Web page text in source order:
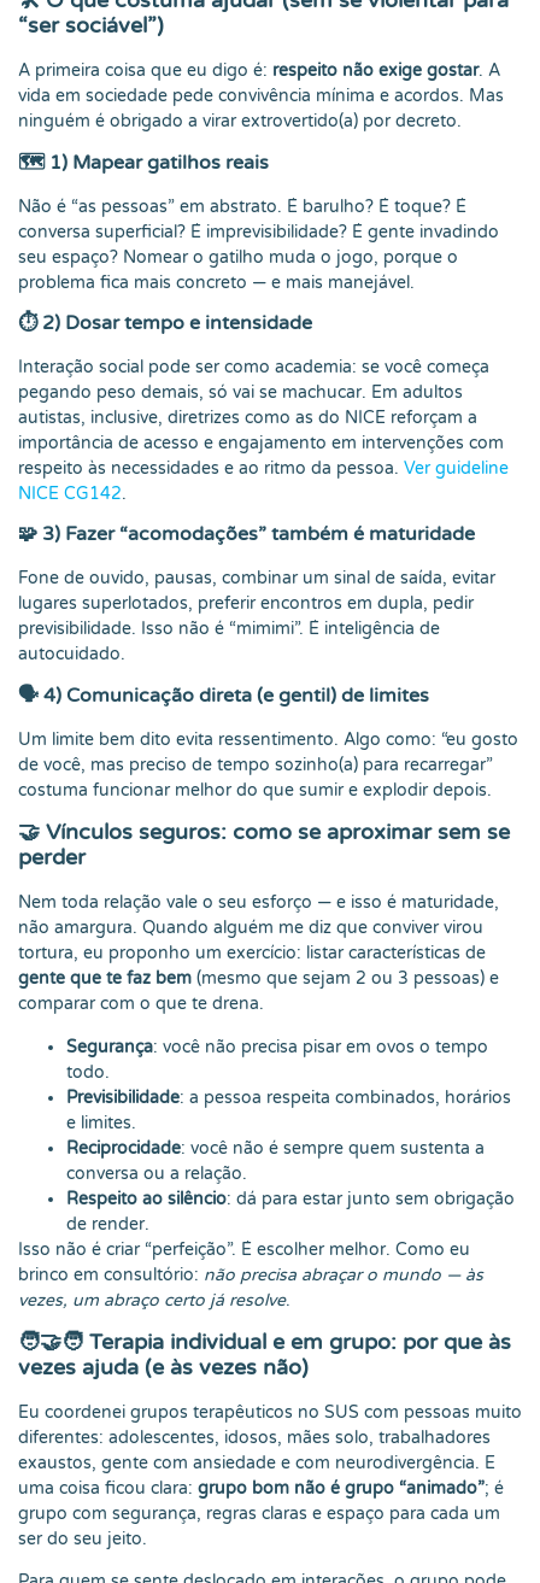
“ser sociável”)
A primeira coisa que eu digo é: respeito não exige gostar. A
vida em sociedade pede convivência mínima e acordos. Mas
ninguém é obrigado a virar extrovertido(a) por decreto.
🗺️ 1) Mapear gatilhos reais
Não é “as pessoas” em abstrato. É barulho? É toque? É
conversa superficial? É imprevisibilidade? É gente invadindo
seu espaço? Nomear o gatilho muda o jogo, porque o
problema fica mais concreto — e mais manejável.
⏱️ 2) Dosar tempo e intensidade
Interação social pode ser como academia: se você começa
pegando peso demais, só vai se machucar. Em adultos
autistas, inclusive, diretrizes como as do NICE reforçam a
importância de acesso e engajamento em intervenções com
respeito às necessidades e ao ritmo da pessoa. Ver guideline
NICE CG142.
🧩 3) Fazer “acomodações” também é maturidade
Fone de ouvido, pausas, combinar um sinal de saída, evitar
lugares superlotados, preferir encontros em dupla, pedir
previsibilidade. Isso não é “mimimi”. É inteligência de
autocuidado.
🗣️ 4) Comunicação direta (e gentil) de limites
Um limite bem dito evita ressentimento. Algo como: “eu gosto
de você, mas preciso de tempo sozinho(a) para recarregar”
costuma funcionar melhor do que sumir e explodir depois.
🤝 Vínculos seguros: como se aproximar sem se
perder
Nem toda relação vale o seu esforço — e isso é maturidade,
não amargura. Quando alguém me diz que conviver virou
tortura, eu proponho um exercício: listar características de
gente que te faz bem (mesmo que sejam 2 ou 3 pessoas) e
comparar com o que te drena.
Segurança: você não precisa pisar em ovos o tempo
todo.
Previsibilidade: a pessoa respeita combinados, horários
e limites.
Reciprocidade: você não é sempre quem sustenta a
conversa ou a relação.
Respeito ao silêncio: dá para estar junto sem obrigação
de render.
Isso não é criar “perfeição”. É escolher melhor. Como eu
brinco em consultório: não precisa abraçar o mundo — às
vezes, um abraço certo já resolve.
🧑‍🤝‍🧑 Terapia individual e em grupo: por que às
vezes ajuda (e às vezes não)
Eu coordenei grupos terapêuticos no SUS com pessoas muito
diferentes: adolescentes, idosos, mães solo, trabalhadores
exaustos, gente com ansiedade e com neurodivergência. E
uma coisa ficou clara: grupo bom não é grupo “animado”; é
grupo com segurança, regras claras e espaço para cada um
ser do seu jeito.